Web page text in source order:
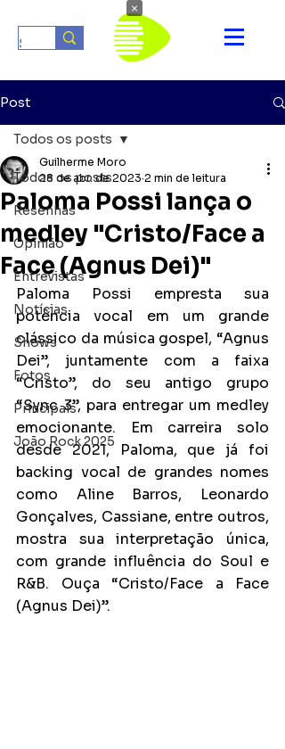
Post
Todos os posts
Resenhas
Opinião
Entrevistas
Notícias
Shows
Fotos
Principais
João Rock 2025
Todos os posts
Paloma Possi lança o
medley "Cristo/Face a
Face (Agnus Dei)"
Guilherme Moro
28 de abr. de 2023 2 min de leitura
Paloma Possi empresta sua
potência vocal em um grande
clássico da música gospel, “Agnus
Dei”, juntamente com a faixa
“Cristo”, do seu antigo grupo
“Sync 3”, para entregar um medley
emocionante. Em carreira solo
desde 2021, Paloma, que já foi
backing vocal de grandes nomes
como Aline Barros, Leonardo
Gonçalves, Cassiane, entre outros,
mostra sua interpretação única,
com grande influência do Soul e
R&B. Ouça “Cristo/Face a Face
(Agnus Dei)”.
×